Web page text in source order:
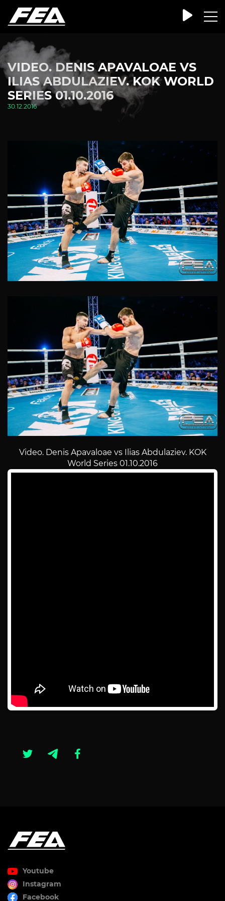
VIDEO. DENIS APAVALOAE VS
ILIAS ABDULAZIEV. KOK WORLD
SERIES 01.10.2016
30.12.2016
Video. Denis Apavaloae vs Ilias Abdulaziev. KOK
World Series 01.10.2016
Youtube
Instagram
Facebook